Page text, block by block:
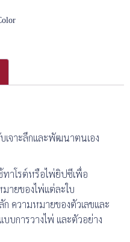
เจาะลึกและพัฒนาตนเอง
าโรต์หรือไพ่ยิปซีเพื่อ
ายของไพ่แต่ละใบ
ความหมายของตัวเลขและ
บการวางไพ่ และตัวอย่าง